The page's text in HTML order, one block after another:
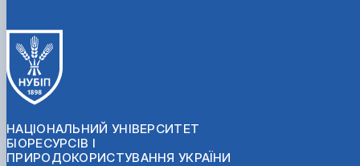
НАЦІОНАЛЬНИЙ УНІВЕРСИТЕТ
БІОРЕСУРСІВ І
ПРИРОДОКОРИСТУВАННЯ УКРАЇНИ